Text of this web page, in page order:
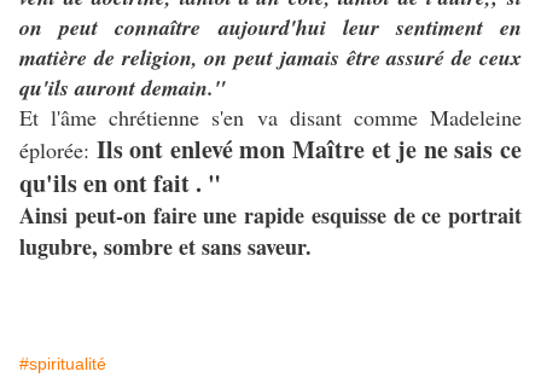
on peut connaître aujourd'hui leur sentiment en
matière de religion, on peut jamais être assuré de ceux
qu'ils auront demain."
Et l'âme chrétienne s'en va disant comme Madeleine
éplorée: Ils ont enlevé mon Maître et je ne sais ce
qu'ils en ont fait . "
Ainsi peut-on faire une rapide esquisse de ce portrait
lugubre, sombre et sans saveur.
#spiritualité